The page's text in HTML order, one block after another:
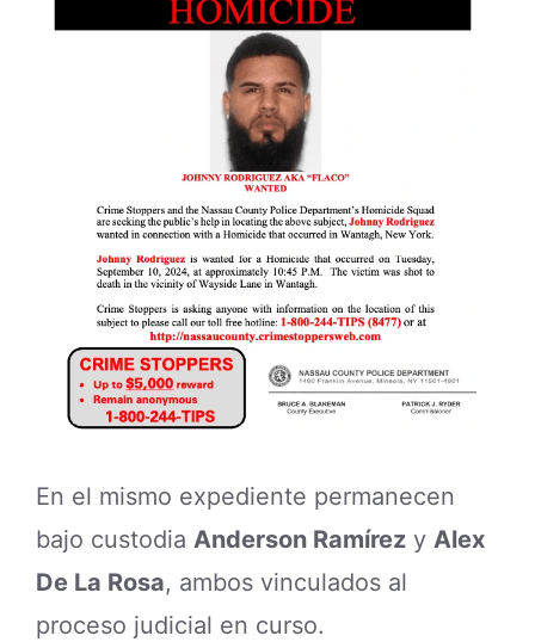
En el mismo expediente permanecen
bajo custodia Anderson Ramírez y Alex
De La Rosa, ambos vinculados al
proceso judicial en curso.